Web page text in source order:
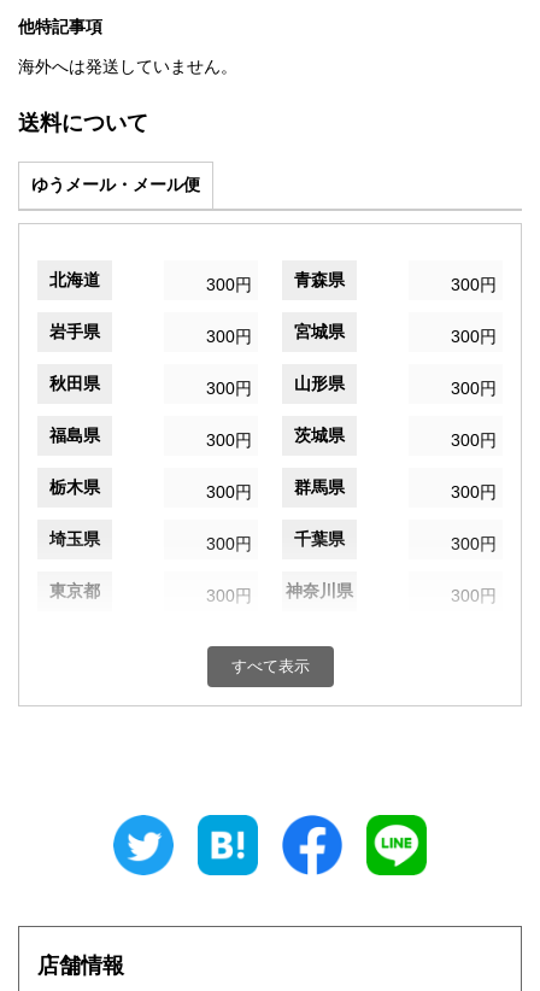
他特記事項
海外へは発送していません。
送料について
ゆうメール・メール便
北海道 300円 青森県 300円
岩手県 300円 宮城県 300円
秋田県 300円 山形県 300円
福島県 300円 茨城県 300円
栃木県 300円 群馬県 300円
埼玉県 300円 千葉県 300円
東京都 300円 神奈川県 300円
300円 富山県
300円 三重県
大阪府
すべて表示
店舗情報